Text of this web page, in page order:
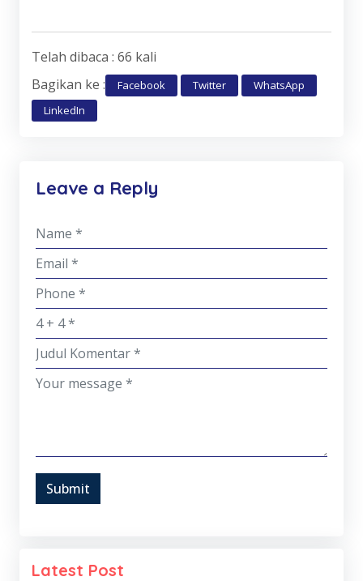
Telah dibaca : 66 kali
Bagikan ke :
Facebook Twitter
WhatsApp
LinkedIn
Leave a Reply
Submit
Latest Post